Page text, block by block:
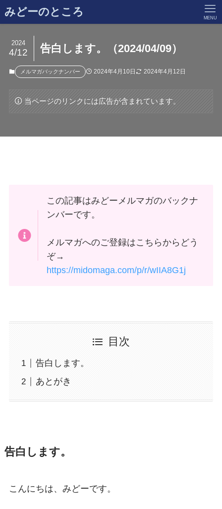
みどーのところ MENU
告白します。（2024/04/09）
2024
4/12
メルマガバックナンバー 2024年4月10日 2024年4月12日
当ページのリンクには広告が含まれています。
この記事はみどーメルマガのバックナ
ンバーです。
メルマガへのご登録はこちらからどう
ぞ→
https://midomaga.com/p/r/wIIA8G1j
目次
告白します。
あとがき
告白します。
こんにちは、みどーです。